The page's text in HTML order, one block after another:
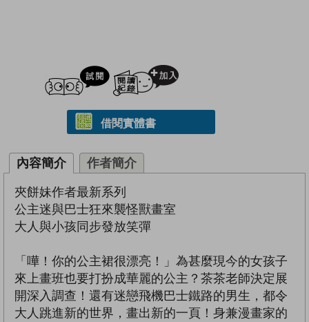
試閲
借閱實體書
內容簡介 作者簡介
夾餅妹作者最新系列
公主迷與巴士狂來襲怪獸畫室
大人與小孩同步發放笑彈
「嘩！你的公主裙很漂亮！」為甚麼現今的女孩子
來上畫班也要打扮成華麗的公主？茶茶老師決定展
開深入調查！還有迷戀飛機巴士鐵路的男生，都令
大人跳進新的世界，畫出新的一頁！身兼漫畫家的